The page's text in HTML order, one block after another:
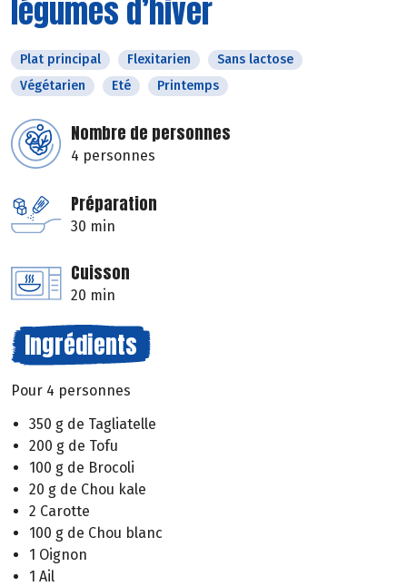
légumes d’hiver
Plat principal Flexitarien
Sans lactose
Végétarien
Eté Printemps
Nombre de personnes
4 personnes
Préparation
30 min
Cuisson
20 min
Ingrédients
Pour 4 personnes
350 g de Tagliatelle
200 g de Tofu
100 g de Brocoli
20 g de Chou kale
2 Carotte
100 g de Chou blanc
1 Oignon
1 Ail